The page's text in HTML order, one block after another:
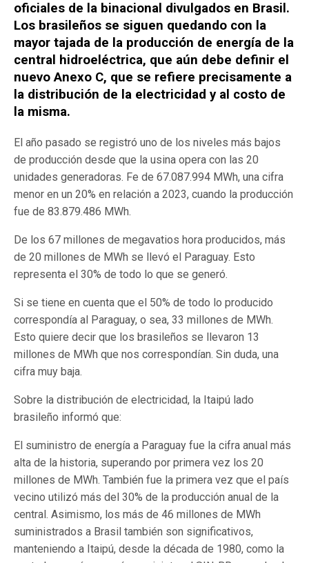
oficiales de la binacional divulgados en Brasil.
Los brasileños se siguen quedando con la
mayor tajada de la producción de energía de la
central hidroeléctrica, que aún debe definir el
nuevo Anexo C, que se refiere precisamente a
la distribución de la electricidad y al costo de
la misma.
El año pasado se registró uno de los niveles más bajos
de producción desde que la usina opera con las 20
unidades generadoras. Fe de 67.087.994 MWh, una cifra
menor en un 20% en relación a 2023, cuando la producción
fue de 83.879.486 MWh.
De los 67 millones de megavatios hora producidos, más
de 20 millones de MWh se llevó el Paraguay. Esto
representa el 30% de todo lo que se generó.
Si se tiene en cuenta que el 50% de todo lo producido
correspondía al Paraguay, o sea, 33 millones de MWh.
Esto quiere decir que los brasileños se llevaron 13
millones de MWh que nos correspondían. Sin duda, una
cifra muy baja.
Sobre la distribución de electricidad, la Itaipú lado
brasileño informó que:
El suministro de energía a Paraguay fue la cifra anual más
alta de la historia, superando por primera vez los 20
millones de MWh. También fue la primera vez que el país
vecino utilizó más del 30% de la producción anual de la
central. Asimismo, los más de 46 millones de MWh
suministrados a Brasil también son significativos,
manteniendo a Itaipú, desde la década de 1980, como la